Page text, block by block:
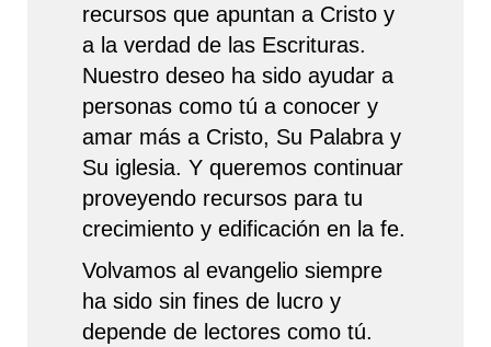
recursos que apuntan a Cristo y
a la verdad de las Escrituras.
Nuestro deseo ha sido ayudar a
personas como tú a conocer y
amar más a Cristo, Su Palabra y
Su iglesia. Y queremos continuar
proveyendo recursos para tu
crecimiento y edificación en la fe.
Volvamos al evangelio siempre
ha sido sin fines de lucro y
depende de lectores como tú.